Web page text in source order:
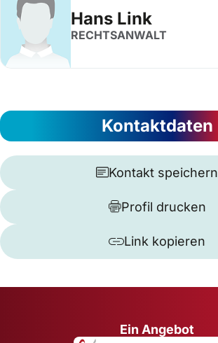
Hans Link
RECHTSANWALT
Kontaktdaten
Kontakt speichern
Profil drucken
Link kopieren
Ein Angebot